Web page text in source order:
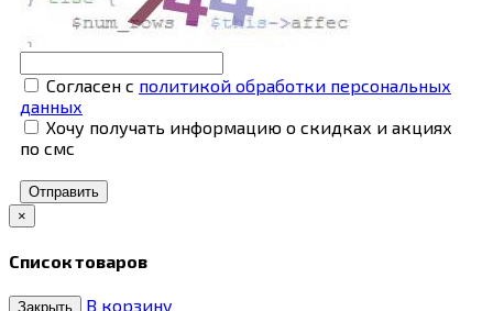
Согласен с политикой обработки персональных
данных
Хочу получать информацию о скидках и акциях
по смс
Отправить
×
Список товаров
Закрыть В корзину